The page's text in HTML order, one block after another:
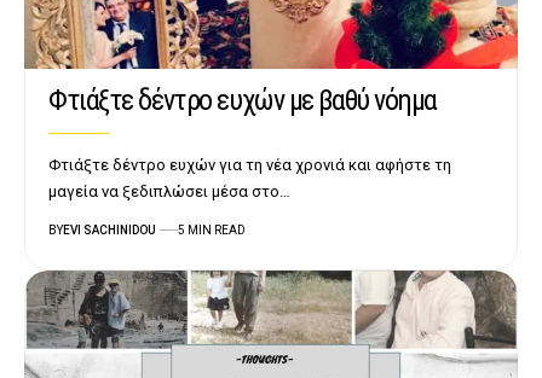
Φτιάξτε δέντρο ευχών με βαθύ νόημα
Φτιάξτε δέντρο ευχών για τη νέα χρονιά και αφήστε τη
μαγεία να ξεδιπλώσει μέσα στο…
BYEVI SACHINIDOU 5 MIN READ